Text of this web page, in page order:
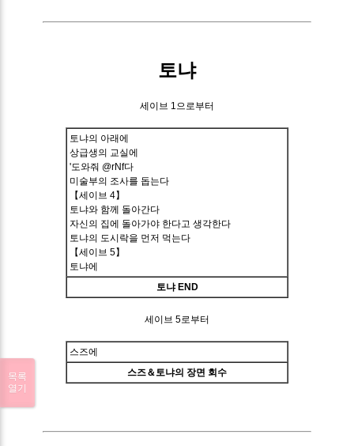
토냐
세이브 1으로부터
토냐의 아래에
상급생의 교실에
'도와줘 @rNf다
미술부의 조사를 돕는다
【세이브 4】
토냐와 함께 돌아간다
자신의 집에 돌아가야 한다고 생각한다
토냐의 도시락을 먼저 먹는다
【세이브 5】
토냐에
토냐 END
세이브 5로부터
스즈에
스즈＆토냐의 장면 회수
목록
열기